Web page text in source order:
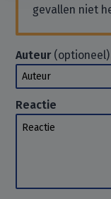
gevallen niet
Auteur(optioneel)
Auteur
Reactie
Reactie